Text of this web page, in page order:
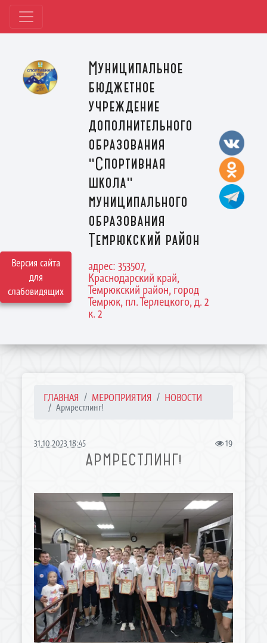
Версия сайта
для
слабовидящих
Муниципальное
бюджетное
учреждение
дополнительного
образования
"Спортивная
школа"
муниципального
образования
Темрюкский район
адрес: 353507,
Краснодарский край,
Темрюкский район, город
Темрюк, пл. Терлецкого, д. 2
к. 2
ГЛАВНАЯ МЕРОПРИЯТИЯ НОВОСТИ
Армрестлинг!
31.10.2023 18:45 19
АРМРЕСТЛИНГ!